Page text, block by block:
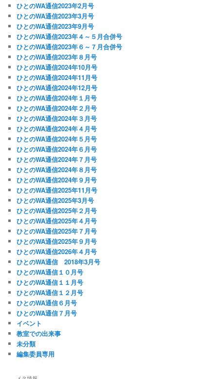
ひとのWA通信2023年2月号
ひとのWA通信2023年3月号
ひとのWA通信2023年9月号
ひとのWA通信2023年４～５月合併号
ひとのWA通信2023年６～７月合併号
ひとのWA通信2023年８月号
ひとのWA通信2024年10月号
ひとのWA通信2024年11月号
ひとのWA通信2024年12月号
ひとのWA通信2024年１月号
ひとのWA通信2024年２月号
ひとのWA通信2024年３月号
ひとのWA通信2024年４月号
ひとのWA通信2024年５月号
ひとのWA通信2024年６月号
ひとのWA通信2024年７月号
ひとのWA通信2024年８月号
ひとのWA通信2024年９月号
ひとのWA通信2025年11月号
ひとのWA通信2025年3月号
ひとのWA通信2025年２月号
ひとのWA通信2025年４月号
ひとのWA通信2025年７月号
ひとのWA通信2025年９月号
ひとのWA通信2026年４月号
ひとのWA通信 2018年3月号
ひとのWA通信１０月号
ひとのWA通信１１月号
ひとのWA通信１２月号
ひとのWA通信６月号
ひとのWA通信７月号
イベント
教室での出来事
未分類
編集委員専用